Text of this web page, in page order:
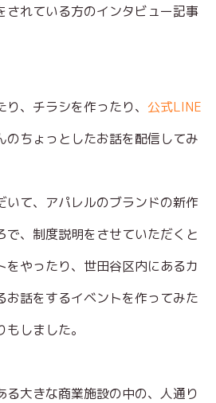
されている方のインタビュー記事
、チラシを作ったり、 公式LINE
のちょっとしたお話を配信してみ
いて、アパレルのブランドの新作
で、制度説明をさせていただくと
をやったり、世田谷区内にあるカ
お話をするイベントを作ってみた
しました。
る大きな商業施設の中の、人通り